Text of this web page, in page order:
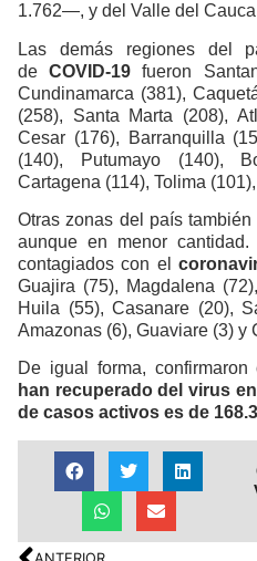
1.762—, y del Valle del
Las demás regiones del
de COVID-19 fueron
Cundinamarca (381),
(258), Santa Marta (208),
Cesar (176), Barranquilla
(140), Putumayo (140),
Cartagena (114), Tolima
Otras zonas del país
aunque en menor
contagiados con el
Guajira (75), Magdalena
Huila (55), Casanare (20),
Amazonas (6), Guaviare (3) y
De igual forma, confirmaron
han recuperado del virus
de casos activos es de